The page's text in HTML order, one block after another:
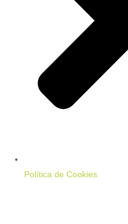
Política de Cookies